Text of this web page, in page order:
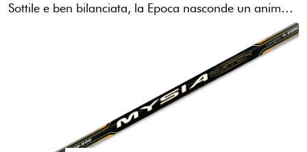
Sottile e ben bilanciata, la Epoca nasconde un anima aggressiva in grado di sopportare terminali e zavorre ...